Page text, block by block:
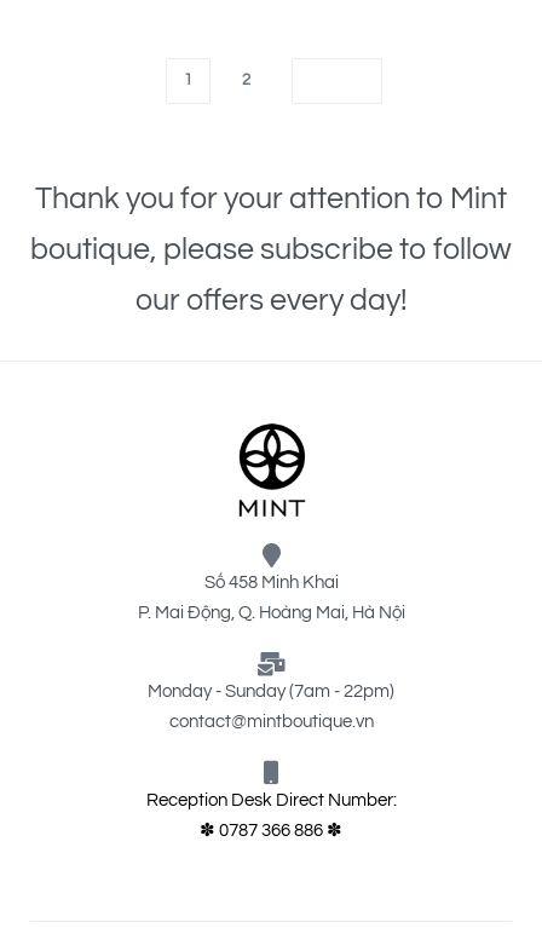
1 2
Thank you for your attention to Mint
boutique, please subscribe to follow
our offers every day!
Số 458 Minh Khai
P. Mai Động, Q. Hoàng Mai, Hà Nội
Monday - Sunday (7am - 22pm)
contact@mintboutique.vn
Reception Desk Direct Number:
✽ 0787 366 886 ✽